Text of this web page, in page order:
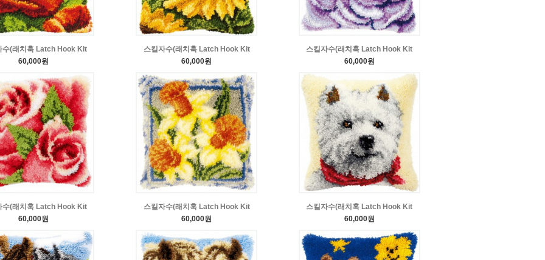
수(래치훅 Latch Hook Kit
60,000원
스킬자수(래치훅 Latch Hook Kit
60,000원
스킬자수(래치훅 Latch Hook Kit
60,000원
수(래치훅 Latch Hook Kit
60,000원
스킬자수(래치훅 Latch Hook Kit
60,000원
스킬자수(래치훅 Latch Hook Kit
60,000원